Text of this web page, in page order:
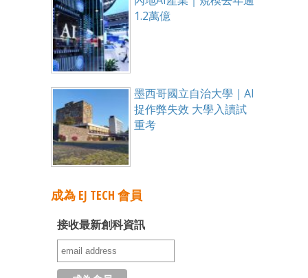
1.2萬億
墨西哥國立自治大學｜AI
捉作弊失效 大學入讀試
重考
成為 EJ TECH 會員
接收最新創科資訊